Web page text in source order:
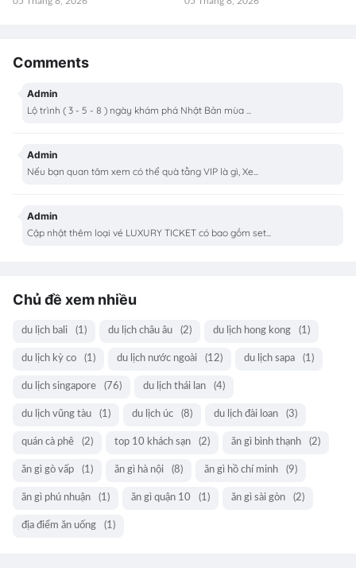
Comments
Admin
Lộ trình ( 3 - 5 - 8 ) ngày khám phá Nhật Bản mùa ...
Admin
Nếu bạn quan tâm xem có thể quà tằng VIP là gì, Xe...
Admin
Cập nhật thêm loại vé LUXURY TICKET có bao gồm set...
Chủ đề xem nhiều
du lịch bali (1) du lịch châu âu (2) du lịch hong kong (1)
du lịch kỳ co (1) du lịch nước ngoài (12) du lịch sapa (1)
du lịch singapore (76) du lịch thái lan (4)
du lịch vũng tàu (1) du lịch úc (8) du lịch đài loan (3)
quán cà phê (2) top 10 khách sạn (2) ăn gì bình thạnh (2)
ăn gì gò vấp (1) ăn gì hà nội (8) ăn gì hồ chí minh (9)
ăn gì phú nhuận (1) ăn gì quận 10 (1) ăn gì sài gòn (2)
địa điểm ăn uống (1)